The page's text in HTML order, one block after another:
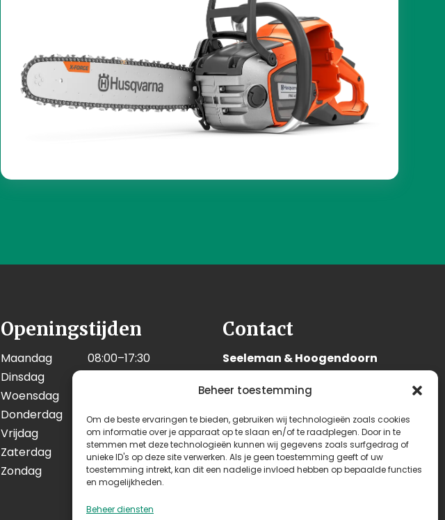
Beheer toestemming
Om de beste ervaringen te bieden, gebruiken wij technologieën zoals cookies
om informatie over je apparaat op te slaan en/of te raadplegen. Door in te
stemmen met deze technologieën kunnen wij gegevens zoals surfgedrag of
unieke ID's op deze site verwerken. Als je geen toestemming geeft of uw
toestemming intrekt, kan dit een nadelige invloed hebben op bepaalde functies
en mogelijkheden.
Beheer diensten
Openingstijden
Maandag
08:00–17:30
Dinsdag
Woensdag
Donderdag
08:00–17:30
Vrijdag
08:00–17:30
Zaterdag
08:00–12:00
Zondag
Gesloten
Contact
Seeleman & Hoogendoorn
3628 GD Kockengen
Nederland
+31 (0)346 242 114
info@seehoo.nl